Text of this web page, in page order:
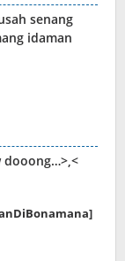
senang
idaman
dooong…>,<